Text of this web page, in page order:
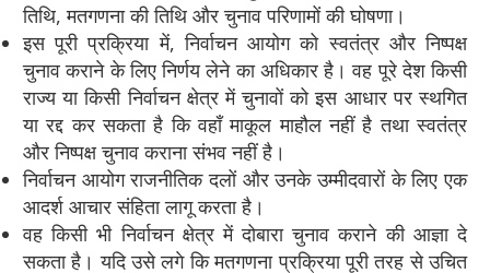
तिथि, मतगणना की तिथि और चुनाव परिणामों की घोषणा।
इस पूरी प्रक्रिया में, निर्वाचन आयोग को स्वतंत्र और निष्पक्ष
चुनाव कराने के लिए निर्णय लेने का अधिकार है। वह पूरे देश किसी
राज्य या किसी निर्वाचन क्षेत्र में चुनावों को इस आधार पर स्थगित
या रद्द कर सकता है कि वहाँ माकूल माहौल नहीं है तथा स्वतंत्र
और निष्पक्ष चुनाव कराना संभव नहीं है।
निर्वाचन आयोग राजनीतिक दलों और उनके उम्मीदवारों के लिए एक
आदर्श आचार संहिता लागू करता है।
वह किसी भी निर्वाचन क्षेत्र में दोबारा चुनाव कराने की आज्ञा दे
सकता है। यदि उसे लगे कि मतगणना प्रक्रिया पूरी तरह से उचित